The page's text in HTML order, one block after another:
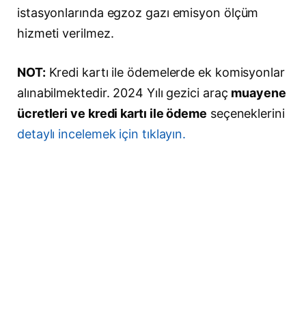
istasyonlarında egzoz gazı emisyon ölçüm
hizmeti verilmez.
NOT: Kredi kartı ile ödemelerde ek komisyonlar
alınabilmektedir. 2024 Yılı gezici araç muayene
ücretleri ve kredi kartı ile ödeme seçeneklerini
detaylı incelemek için tıklayın.